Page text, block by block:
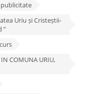
Uriu și Cristeștii-
”
IN COMUNA URIU,